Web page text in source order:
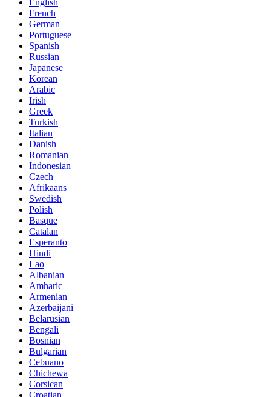
English
French
German
Portuguese
Spanish
Russian
Japanese
Korean
Arabic
Irish
Greek
Turkish
Italian
Danish
Romanian
Indonesian
Czech
Afrikaans
Swedish
Polish
Basque
Catalan
Esperanto
Hindi
Lao
Albanian
Amharic
Armenian
Azerbaijani
Belarusian
Bengali
Bosnian
Bulgarian
Cebuano
Chichewa
Corsican